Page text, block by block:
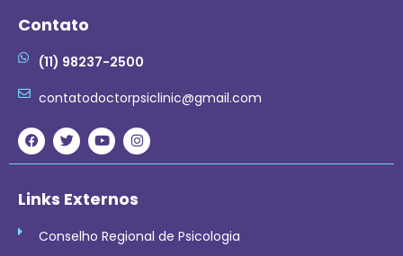
Contato
(11) 98237-2500
contatodoctorpsiclinic@gmail.com
Links Externos
Conselho Regional de Psicologia